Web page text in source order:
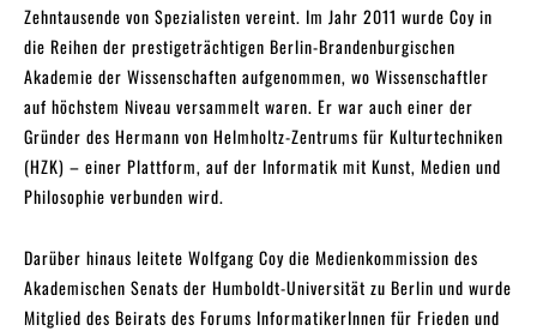
Zehntausende von Spezialisten vereint. Im Jahr 2011 wurde Coy in
die Reihen der prestigeträchtigen Berlin-Brandenburgischen
Akademie der Wissenschaften aufgenommen, wo Wissenschaftler
auf höchstem Niveau versammelt waren. Er war auch einer der
Gründer des Hermann von Helmholtz-Zentrums für Kulturtechniken
(HZK) – einer Plattform, auf der Informatik mit Kunst, Medien und
Philosophie verbunden wird.
Darüber hinaus leitete Wolfgang Coy die Medienkommission des
Akademischen Senats der Humboldt-Universität zu Berlin und wurde
Mitglied des Beirats des Forums InformatikerInnen für Frieden und